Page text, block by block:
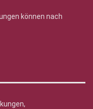
können nach